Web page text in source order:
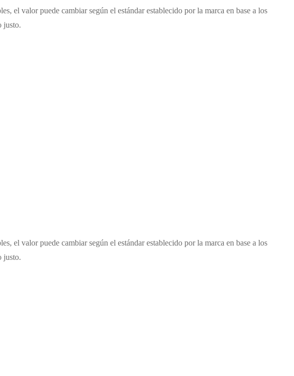
el valor puede cambiar según el estándar establecido por la marca en base a los
justo.
el valor puede cambiar según el estándar establecido por la marca en base a los
justo.